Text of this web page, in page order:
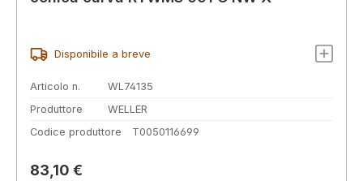
Disponibile a breve
Articolo n.
WL74135
Produttore
WELLER
Codice produttore
T0050116699
Prezzo normale:
83,10 €